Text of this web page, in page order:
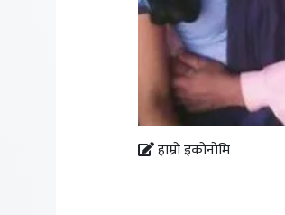
हाम्रो इकोनोमि